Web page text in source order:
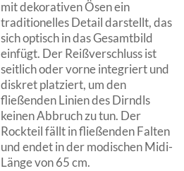
mit dekorativen Ösen ein
traditionelles Detail darstellt, das
sich optisch in das Gesamtbild
einfügt. Der Reißverschluss ist
seitlich oder vorne integriert und
diskret platziert, um den
fließenden Linien des Dirndls
keinen Abbruch zu tun. Der
Rockteil fällt in fließenden Falten
und endet in der modischen Midi-
Länge von 65 cm.